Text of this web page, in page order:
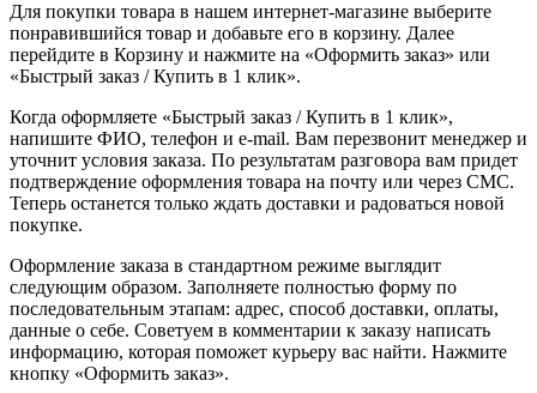
Для покупки товара в нашем интернет-магазине выберите
понравившийся товар и добавьте его в корзину. Далее
перейдите в Корзину и нажмите на «Оформить заказ» или
«Быстрый заказ / Купить в 1 клик».
Когда оформляете «Быстрый заказ / Купить в 1 клик»,
напишите ФИО, телефон и e-mail. Вам перезвонит менеджер и
уточнит условия заказа. По результатам разговора вам придет
подтверждение оформления товара на почту или через СМС.
Теперь останется только ждать доставки и радоваться новой
покупке.
Оформление заказа в стандартном режиме выглядит
следующим образом. Заполняете полностью форму по
последовательным этапам: адрес, способ доставки, оплаты,
данные о себе. Советуем в комментарии к заказу написать
информацию, которая поможет курьеру вас найти. Нажмите
кнопку «Оформить заказ».